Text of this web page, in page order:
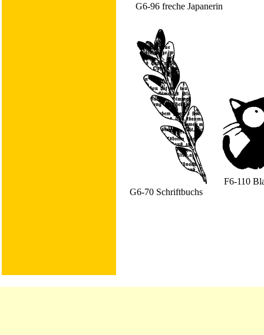
F6-110
G6-70 Schriftbuchs
G6-96 freche Japanerin